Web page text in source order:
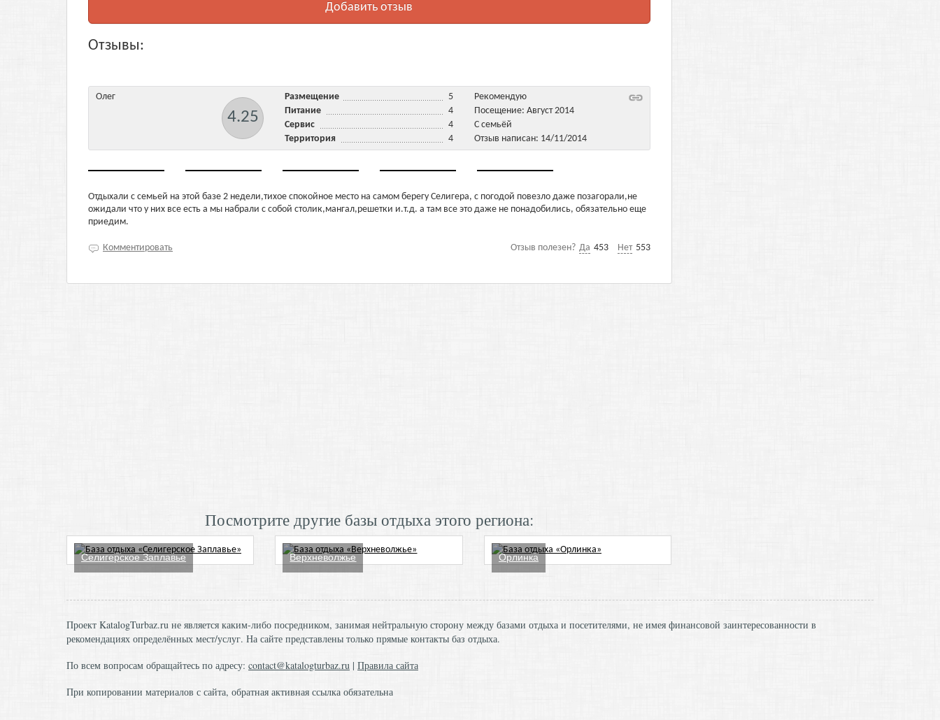
Добавить отзыв
Отзывы:
Олег
4.25
Размещение
5
Питание
4
Сервис
4
Территория
4
Рекомендую
Посещение: Август 2014
С семьёй
Отзыв написан: 14/11/2014
Отдыхали с семьей на этой базе 2 недели,тихое спокойное место на самом берегу Селигера, с погодой повезло даже позагорали,не
ожидали что у них все есть а мы набрали с собой столик,мангал,решетки и.т.д. а там все это даже не понадобились, обязательно еще
приедим.
Отзыв полезен? Да 453 Нет 553
Комментировать
Посмотрите другие базы отдыха этого региона:
Селигерское Заплавье Верхневолжье Орлинка
Проект KatalogTurbaz.ru не является каким-либо посредником, занимая нейтральную сторону между базами отдыха и посетителями, не имея финансовой заинтересованности в
рекомендациях определённых мест/услуг. На сайте представлены только прямые контакты баз отдыха.
По всем вопросам обращайтесь по адресу: contact@katalogturbaz.ru | Правила сайта
При копировании материалов с сайта, обратная активная ссылка обязательна